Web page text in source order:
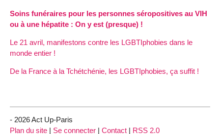
Soins funéraires pour les personnes séropositives au VIH
ou à une hépatite : On y est (presque) !
Le 21 avril, manifestons contre les LGBTIphobies dans le
monde entier !
De la France à la Tchétchénie, les LGBTIphobies, ça suffit !
- 2026 Act Up-Paris
Plan du site | Se connecter | Contact | RSS 2.0